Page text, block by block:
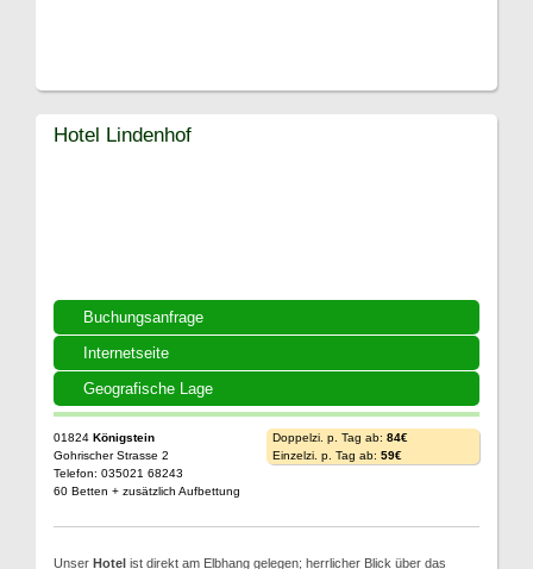
Buchungsanfrage
Internetseite
Geografische Lage
Hotel Lindenhof
01824 Königstein
Gohrischer Strasse 2
Telefon: 035021 68243
60 Betten + zusätzlich Aufbettung
Doppelzi. p. Tag ab: 84€
Einzelzi. p. Tag ab: 59€
Unser Hotel ist direkt am Elbhang gelegen; herrlicher Blick über das